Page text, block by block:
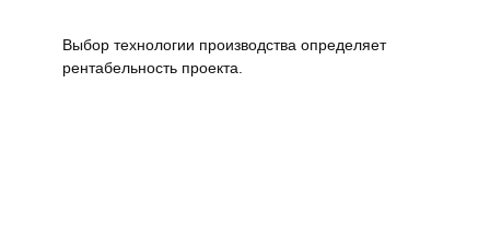
Выбор технологии производства определяет
рентабельность проекта.